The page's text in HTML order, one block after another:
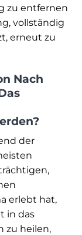
zu entfernen
vollständig
erneut zu
Nach
der
erlebt hat,
in das
zu heilen,